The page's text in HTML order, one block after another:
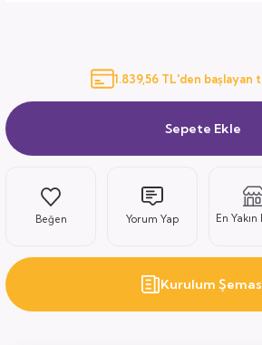
1.839,56 TL'den başlayan
Sepete Ekle
Yorum Yap En
Kurulum